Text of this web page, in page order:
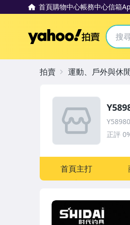
首頁購物中心帳務中心信箱
Yahoo
正評
首頁主打
拍賣 運動、戶外與休